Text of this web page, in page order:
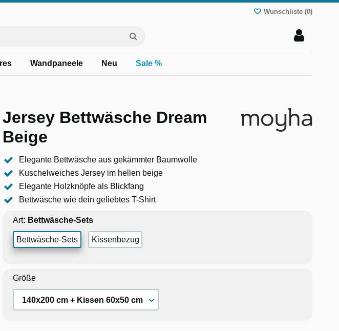
Wunschliste (0)
Wandpaneele Neu Sale %
Jersey Bettwäsche Dream
Beige
Elegante Bettwäsche aus gekämmter Baumwolle
Kuschelweiches Jersey im hellen beige
Elegante Holzknöpfe als Blickfang
Bettwäsche wie dein geliebtes T-Shirt
Art
Bettwäsche-Sets Kissenbezug
Größe